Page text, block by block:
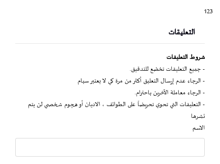
123
التعليقات
شروط التعليقات
- جميع التعليقات تخضع للتدقيق.
- الرجاء عدم إرسال التعليق أكثر من مرة كي لا يعتبر سبام
- الرجاء معاملة الآخرين باحترام.
- التعليقات التي تحوي تحريضاً على الطوائف ، الاديان أو هجوم شخصي لن يتم
نشرها
الاسم